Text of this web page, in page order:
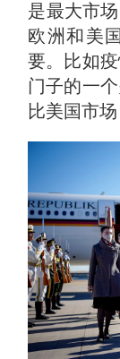
是最大市
欧洲和美
要。比如
门子的一
比美国市